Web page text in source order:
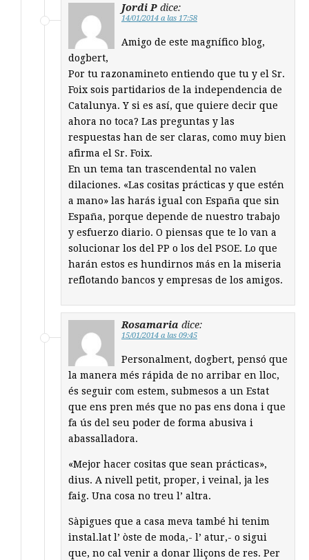
Jordi P dice:
14/01/2014 a las 17:58
Amigo de este magnífico blog,
dogbert,
Por tu razonamineto entiendo que tu y el Sr.
Foix sois partidarios de la independencia de
Catalunya. Y si es así, que quiere decir que
ahora no toca? Las preguntas y las
respuestas han de ser claras, como muy bien
afirma el Sr. Foix.
En un tema tan trascendental no valen
dilaciones. «Las cositas prácticas y que estén
a mano» las harás igual con España que sin
España, porque depende de nuestro trabajo
y esfuerzo diario. O piensas que te lo van a
solucionar los del PP o los del PSOE. Lo que
harán estos es hundirnos más en la miseria
reflotando bancos y empresas de los amigos.
Rosamaria dice:
15/01/2014 a las 09:45
Personalment, dogbert, pensó que
la manera més rápida de no arribar en lloc,
és seguir com estem, submesos a un Estat
que ens pren més que no pas ens dona i que
fa ús del seu poder de forma abusiva i
abassalladora.
«Mejor hacer cositas que sean prácticas»,
dius. A nivell petit, proper, i veinal, ja les
faig. Una cosa no treu l’ altra.
Sàpigues que a casa meva també hi tenim
instal.lat l’ òste de moda,- l’ atur,- o sigui
que, no cal venir a donar lliçons de res. Per